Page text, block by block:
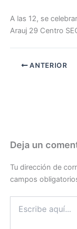
A las 12, se
Arauj 29 Centro
ANTERIOR
Deja un
Tu dirección de
campos
aquí...